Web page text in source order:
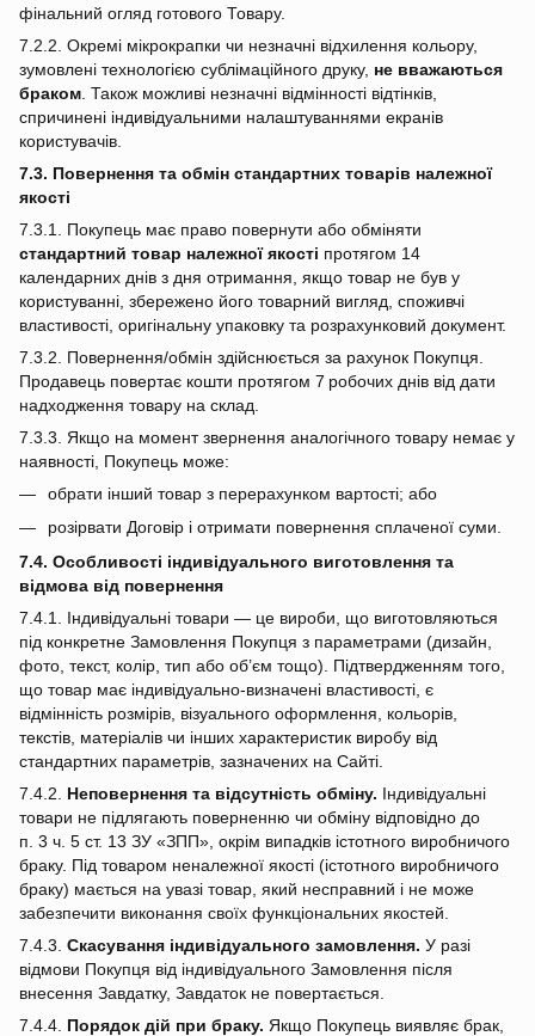
фінальний огляд готового Товару.
7.2.2. Окремі мікрокрапки чи незначні відхилення кольору,
зумовлені технологією сублімаційного друку, не вважаються
браком . Також можливі незначні відмінності відтінків,
спричинені індивідуальними налаштуваннями екранів
користувачів.
7.3. Повернення та обмін стандартних товарів належної
якості
7.3.1. Покупець має право повернути або обміняти
стандартний товар належної якості протягом 14
календарних днів з дня отримання, якщо товар не був у
користуванні, збережено його товарний вигляд, споживчі
властивості, оригінальну упаковку та розрахунковий документ.
7.3.2. Повернення/обмін здійснюється за рахунок Покупця.
Продавець повертає кошти протягом 7 робочих днів від дати
надходження товару на склад.
7.3.3. Якщо на момент звернення аналогічного товару немає у
наявності, Покупець може:
обрати інший товар з перерахунком вартості; або
розірвати Договір і отримати повернення сплаченої суми.
7.4. Особливості індивідуального виготовлення та
відмова від повернення
7.4.1. Індивідуальні товари — це вироби, що виготовляються
під конкретне Замовлення Покупця з параметрами (дизайн,
фото, текст, колір, тип або об’єм тощо). Підтвердженням того,
що товар має індивідуально‑визначені властивості, є
відмінність розмірів, візуального оформлення, кольорів,
текстів, матеріалів чи інших характеристик виробу від
стандартних параметрів, зазначених на Сайті.
7.4.2. Неповернення та відсутність обміну. Індивідуальні
товари не підлягають поверненню чи обміну відповідно до
п. 3 ч. 5 ст. 13 ЗУ «ЗПП», окрім випадків істотного виробничого
браку. Під товаром неналежної якості (істотного виробничого
браку) мається на увазі товар, який несправний і не може
забезпечити виконання своїх функціональних якостей.
7.4.3. Скасування індивідуального замовлення. У разі
відмови Покупця від індивідуального Замовлення після
внесення Завдатку, Завдаток не повертається.
7.4.4. Порядок дій при браку. Якщо Покупець виявляє брак,